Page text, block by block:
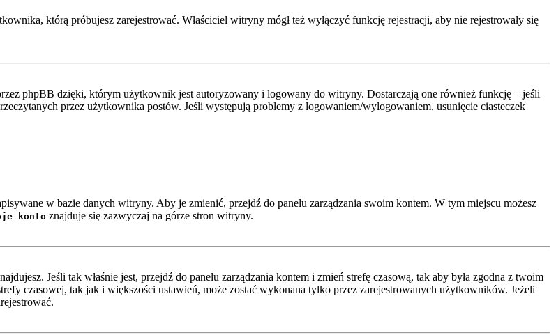
którą próbujesz zarejestrować. Właściciel witryny mógł też wyłączyć funkcję rejestracji, aby nie rejestrowały się
phpBB dzięki, którym użytkownik jest autoryzowany i logowany do witryny. Dostarczają one również funkcję – jeśli
przez użytkownika postów. Jeśli występują problemy z logowaniem/wylogowaniem, usunięcie ciasteczek
w bazie danych witryny. Aby je zmienić, przejdź do panelu zarządzania swoim kontem. W tym miejscu możesz
konto znajduje się zazwyczaj na górze stron witryny.
Jeśli tak właśnie jest, przejdź do panelu zarządzania kontem i zmień strefę czasową, tak aby była zgodna z twoim
czasowej, tak jak i większości ustawień, może zostać wykonana tylko przez zarejestrowanych użytkowników. Jeżeli